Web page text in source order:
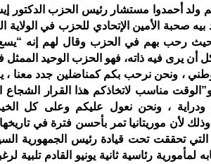
ولد أحمدوا مستشار رئيس الحزب الدكتور
بيه صحبة الأمين الإتحادي للحزب في الولاية
رحب بهم في الحزب وقال لهم إنه “يسع
أن يرى فيه ذاته، فهو الحزب الوحيد
، ونحن نرحب بكم كمناضلين جدد معنا ،
و”الوقت مناسب لاتخاذكم هذا القرار الشجاع
، ونحن نعول عليكم وعلى كل
لأن موريتانيا تمر بأحسن فترة في
التي تحققت تحت قيادة رئيس الجمهورية
رئاسية ثانية يونيو القادم تلبية